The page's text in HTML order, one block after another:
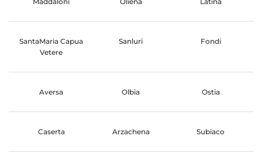
SantaMaria Capua
Vetere
Sanluri Fondi
Aversa Olbia Ostia
Caserta Arzachena Subiaco